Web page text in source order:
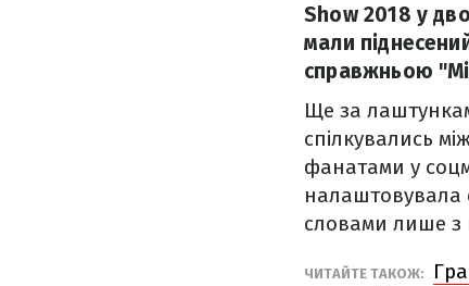
Show 2018 у
мали
справжньою
Ще за
спілкувались
фанатами у
налаштовувала
словами лише з
ЧИТАЙТЕ ТАКОЖ: